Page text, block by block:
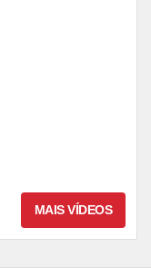
MAIS VÍDEOS